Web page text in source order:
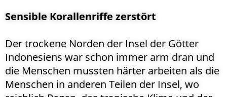
Sensible Korallenriffe zerstört
Der trockene Norden der Insel der Götter
Indonesiens war schon immer arm dran und
die Menschen mussten härter arbeiten als die
Menschen in anderen Teilen der Insel, wo